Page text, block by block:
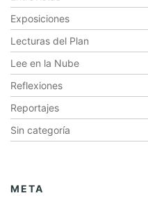
Exposiciones
Lecturas del Plan
Lee en la Nube
Reflexiones
Reportajes
Sin categoría
META